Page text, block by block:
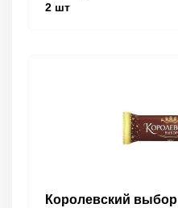
2 шт
Королевский выбор